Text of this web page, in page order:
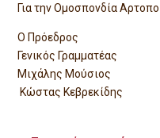
Για την Ομοσπονδία
Ο
Γενικός Γραμματέας
Μιχάλης
Κώστας Κεβρεκίδης